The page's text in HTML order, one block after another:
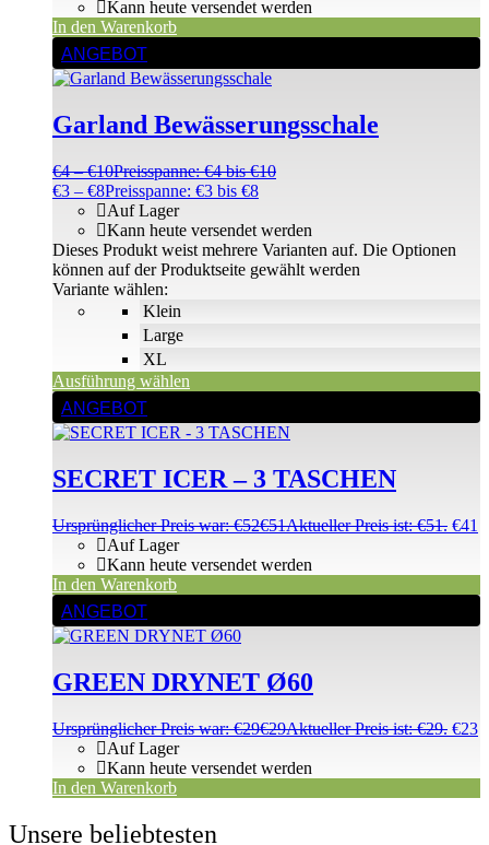
Kann heute versendet werden
In den Warenkorb
ANGEBOT
Garland Bewässerungsschale
€4 –€10Preisspanne: €4 bis €10
€3 – €8Preisspanne: €3 bis €8
Klein
Large
XL
Auf Lager
Kann heute versendet werden
Variante wählen:
Ausführung wählen
Dieses Produkt weist mehrere Varianten auf. Die Optionen
können auf der Produktseite gewählt werden
ANGEBOT
SECRET ICER – 3 TASCHEN
Ursprünglicher Preis war: €52€51Aktueller Preis ist: €51. €41
Auf Lager
Kann heute versendet werden
In den Warenkorb
ANGEBOT
GREEN DRYNET Ø60
Ursprünglicher Preis war: €29€29Aktueller Preis ist: €29. €23
Auf Lager
Kann heute versendet werden
In den Warenkorb
Unsere beliebtesten